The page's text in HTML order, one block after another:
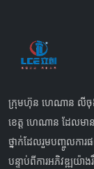
ក្រុមហ៊ុន ហេណាន លីចុង
ខេត្ត ហេណាន ដែលមា
ថ្នាក់ដែលរួមបញ្ចូលការ
បន្ទាប់ពីការអភិវឌ្ឍយ៉ា